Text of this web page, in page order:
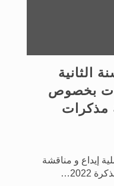
الثانية
بخصوص
مذكرات
إيداع و مناقشة